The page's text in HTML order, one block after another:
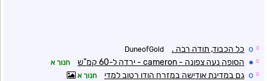
☼
o כל הכבוד, תודה רבה . DuneofGold
☼
● הסופה נעה צפונה - cameron - ירדה ל-60 קמ"ש חנוך א
☼
o גם במדינת אודישה במזרח הודו רטוב למדי חנוך א